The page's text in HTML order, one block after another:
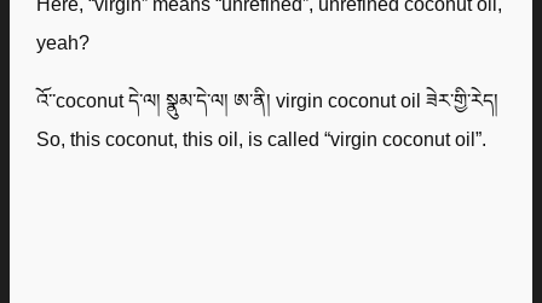
yeah?
འོ་་coconut དེ་ལ། སྣུམ་དེ་ལ། ཨ་ནི། virgin coconut oil ཟེར་གྱི་རེད།
So, this coconut, this oil, is called “virgin coconut oil”.